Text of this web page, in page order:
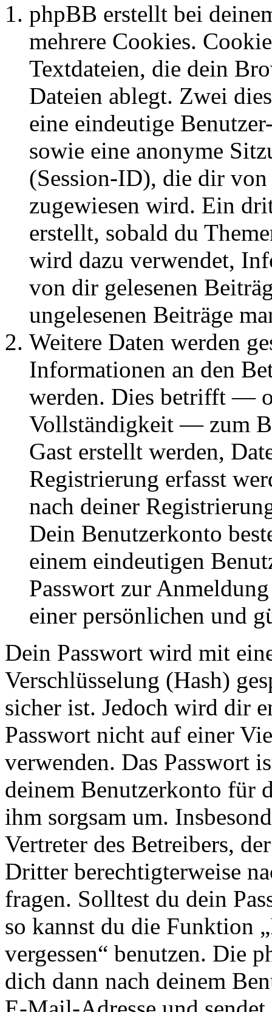
phpBB erstellt bei
mehrere Cookies.
Textdateien, die dein
Dateien ablegt. Zwei
eine eindeutige
sowie eine anonyme
(Session-ID), die dir
zugewiesen wird. Ein
erstellt, sobald du
wird dazu verwendet,
von dir gelesenen
ungelesenen Beiträge
Weitere Daten werden
Informationen an den
werden. Dies betrifft —
Vollständigkeit — zum
Gast erstellt werden,
Registrierung erfasst
nach deiner
Dein Benutzerkonto
einem eindeutigen
Passwort zur
einer persönlichen und
Dein Passwort wird mit
Verschlüsselung (Hash)
sicher ist. Jedoch wird dir
Passwort nicht auf einer
verwenden. Das Passwort
deinem Benutzerkonto für
ihm sorgsam um.
Vertreter des Betreibers,
Dritter berechtigterweise
fragen. Solltest du dein
so kannst du die Funktion
vergessen“ benutzen. Die
dich dann nach deinem